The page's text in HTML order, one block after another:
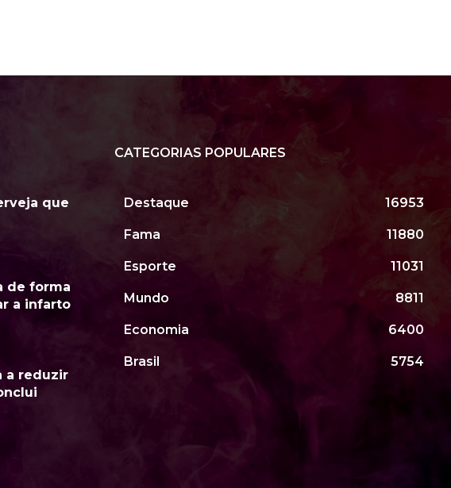
que
de forma
a infarto
a reduzir
CATEGORIAS POPULARES
Destaque 16953
Fama 11880
Esporte 11031
Mundo 8811
Economia 6400
Brasil 5754